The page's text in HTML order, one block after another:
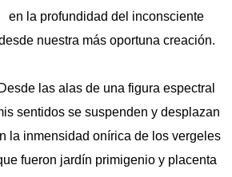
en la profundidad del inconsciente
nuestra más oportuna creación.
Desde las alas de una figura espectral
sentidos se suspenden y desplazan
la inmensidad onírica de los vergeles
fueron jardín primigenio y placenta